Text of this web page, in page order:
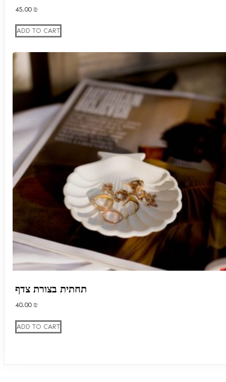
45.00 ₪
ADD TO CART
תחתית בצורת צדף
40.00 ₪
ADD TO CART